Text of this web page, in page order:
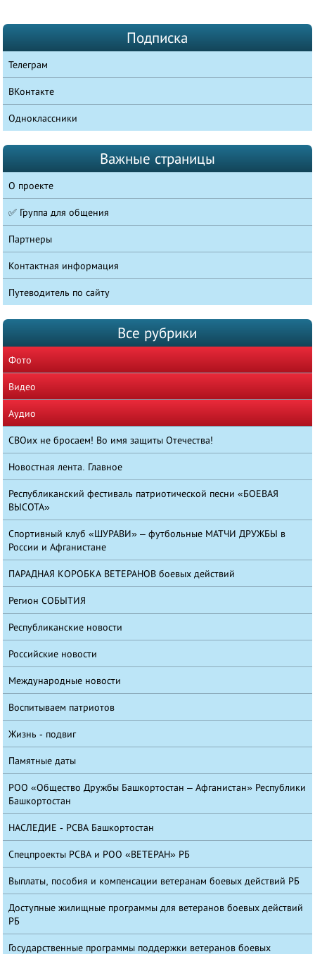
Подписка
Телеграм
ВКонтакте
Одноклассники
Важные страницы
О проекте
✅ Группа для общения
Партнеры
Контактная информация
Путеводитель по сайту
Все рубрики
Фото
Видео
Аудио
СВОих не бросаем! Во имя защиты Отечества!
Новостная лента. Главное
Республиканский фестиваль патриотической песни «БОЕВАЯ
ВЫСОТА»
Спортивный клуб «ШУРАВИ» – футбольные МАТЧИ ДРУЖБЫ в
России и Афганистане
ПАРАДНАЯ КОРОБКА ВЕТЕРАНОВ боевых действий
Регион СОБЫТИЯ
Республиканские новости
Российские новости
Международные новости
Воспитываем патриотов
Жизнь - подвиг
Памятные даты
РОО «Общество Дружбы Башкортостан – Афганистан» Республики
Башкортостан
НАСЛЕДИЕ - РСВА Башкортостан
Спецпроекты РСВА и РОО «ВЕТЕРАН» РБ
Выплаты, пособия и компенсации ветеранам боевых действий РБ
Доступные жилищные программы для ветеранов боевых действий
РБ
Государственные программы поддержки ветеранов боевых